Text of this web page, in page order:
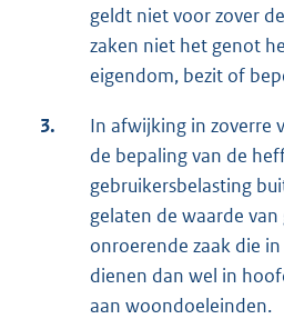
geldt niet voor zover
zaken niet het genot
eigendom, bezit of
3.
In afwijking in zoverre
de bepaling van de
gebruikersbelasting
gelaten de waarde
onroerende zaak die
dienen dan wel in
aan woondoeleinden.